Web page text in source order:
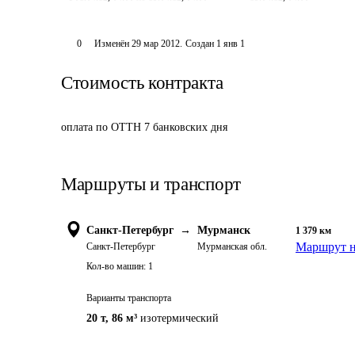
0 Изменён 29 мар 2012. Создан 1 янв 1
Стоимость контракта
оплата по ОТТН 7 банковских дня
Маршруты и транспорт
Санкт-Петербург →
Санкт-Петербург
Мурманск
Мурманская обл.
1 379 км
Маршрут
Кол-во машин: 1
Варианты транспорта
20 т, 86 м³ изотермический